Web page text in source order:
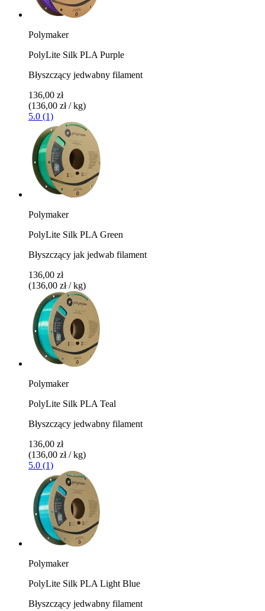
Polymaker
PolyLite Silk PLA Purple
Błyszczący jedwabny filament
136,00 zł
(136,00 zł / kg)
5.0 (1)
Polymaker
PolyLite Silk PLA Green
Błyszczący jak jedwab filament
136,00 zł
(136,00 zł / kg)
Polymaker
PolyLite Silk PLA Teal
Błyszczący jedwabny filament
136,00 zł
(136,00 zł / kg)
5.0 (1)
Polymaker
PolyLite Silk PLA Light Blue
Błyszczący jedwabny filament